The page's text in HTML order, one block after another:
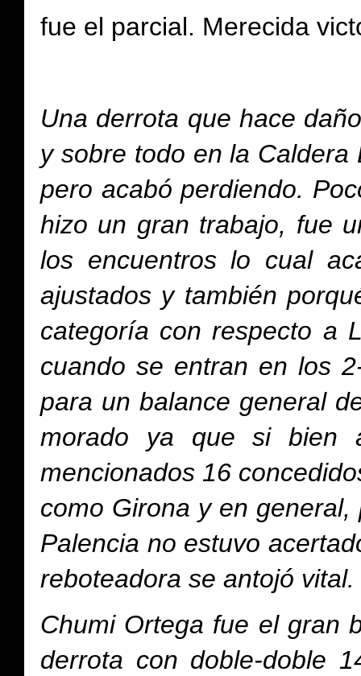
fue el parcial. Merecida
Una derrota que hace
y sobre todo en la
pero acabó perdiendo.
hizo un gran trabajo, fue
los encuentros lo cual
ajustados y también
categoría con respecto a
cuando se entran en los
para un balance general
morado ya que si bien
mencionados 16
como Girona y en
Palencia no estuvo
reboteadora se antojó vital.
Chumi Ortega fue el gran
derrota con doble-doble